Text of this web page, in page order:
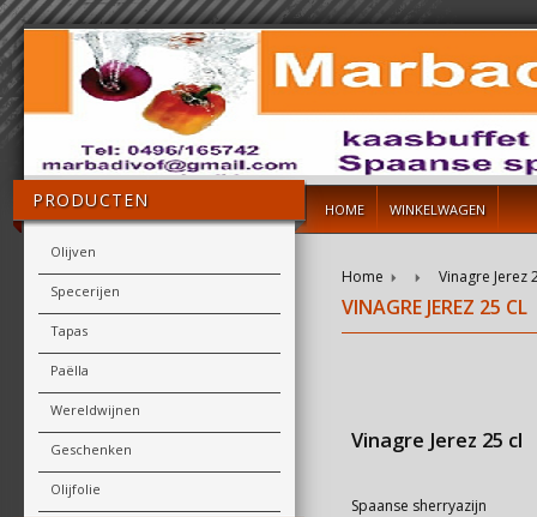
HOME WINKELWAGEN
PRODUCTEN
Olijven
Specerijen
Tapas
Paëlla
Wereldwijnen
Geschenken
Olijfolie
Home Vinagre Jerez
VINAGRE JEREZ 25 CL
Vinagre Jerez 25 cl
Spaanse sherryazijn